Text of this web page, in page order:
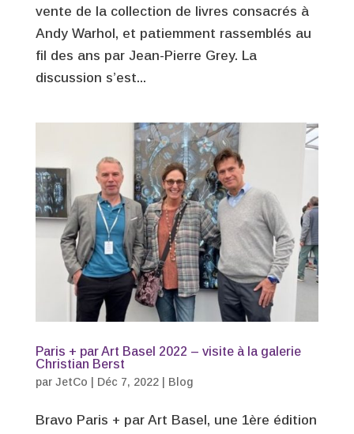
vente de la collection de livres consacrés à
Andy Warhol, et patiemment rassemblés au
fil des ans par Jean-Pierre Grey. La
discussion s’est...
Paris + par Art Basel 2022 – visite à la galerie
Christian Berst
par JetCo Déc 7, 2022| Blog
Bravo Paris + par Art Basel, une 1ère édition